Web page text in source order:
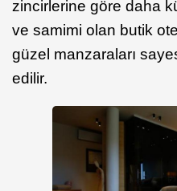
zincirlerine göre daha
ve samimi olan butik
güzel manzaraları
edilir.